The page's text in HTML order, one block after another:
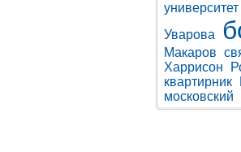
университет
Уварова
Макаров
Харрисон
квартирник
московский